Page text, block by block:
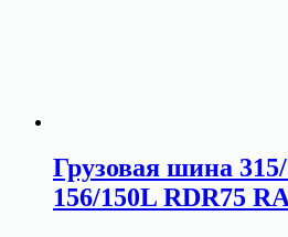
Грузовая шина
156/150L RDR75